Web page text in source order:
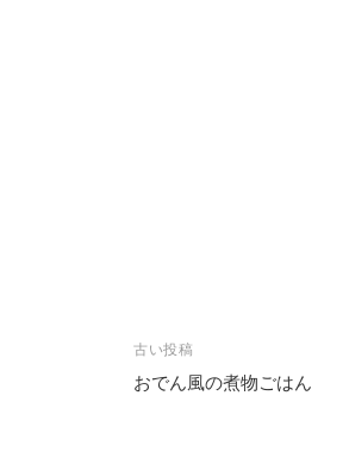
投
稿
古い投稿
おでん風の煮物ごはん